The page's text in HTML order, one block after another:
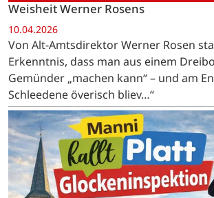
Weisheit Werner Rosens
10.04.2026
Von Alt-Amtsdirektor Werner Rosen
Erkenntnis, dass man aus einem
Gemünder „machen kann“ – und am
Schleedene överisch bliev…“